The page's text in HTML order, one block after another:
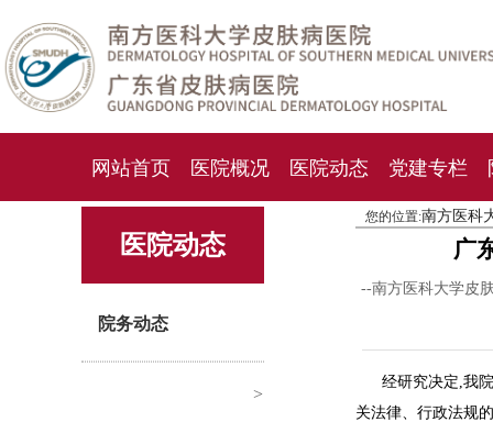
网站首页 医院概况 医院动态 党建专栏
化妆品检测中心 就诊指南 人才
医院动态
院务动态
>
您的位置:南方医科
广
--南方医科大学皮
经研究决定,我
关法律、行政法规